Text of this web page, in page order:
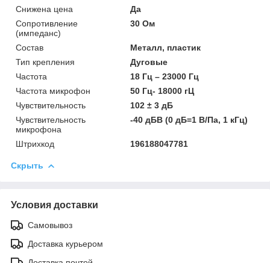
Снижена цена
Да
Сопротивление
(импеданс)
30 Ом
Состав
Металл, пластик
Тип крепления
Дуговые
Частота
18 Гц – 23000 Гц
Частота микрофон
50 Гц- 18000 гЦ
Чувствительность
102 ± 3 дБ
Чувствительность
микрофона
-40 дБВ (0 дБ=1 В/Па, 1 кГц)
Штрихкод 196188047781
Скрыть
Условия доставки
Самовывоз
Доставка курьером